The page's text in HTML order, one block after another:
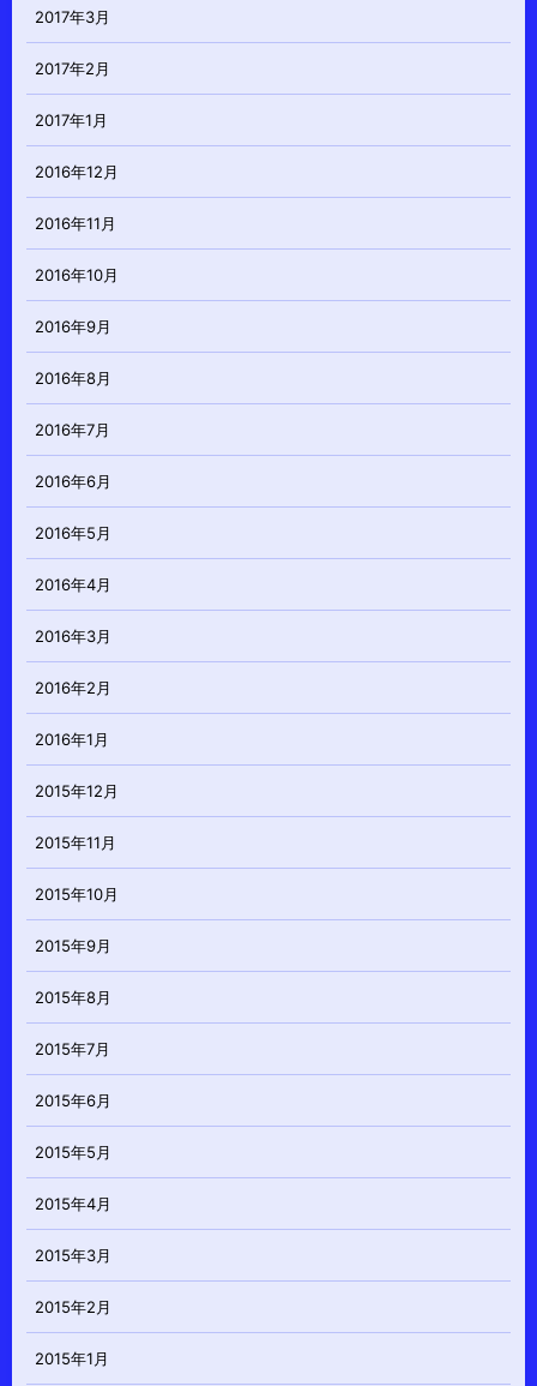
2017年3月
2017年2月
2017年1月
2016年12月
2016年11月
2016年10月
2016年9月
2016年8月
2016年7月
2016年6月
2016年5月
2016年4月
2016年3月
2016年2月
2016年1月
2015年12月
2015年11月
2015年10月
2015年9月
2015年8月
2015年7月
2015年6月
2015年5月
2015年4月
2015年3月
2015年2月
2015年1月